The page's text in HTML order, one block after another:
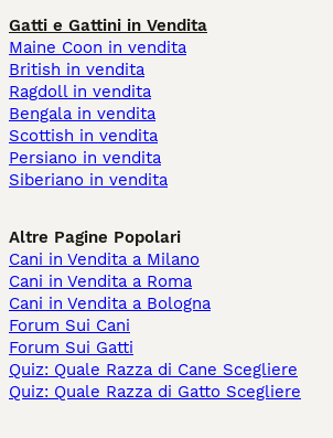
Gatti e Gattini in Vendita
Maine Coon in vendita
British in vendita
Ragdoll in vendita
Bengala in vendita
Scottish in vendita
Persiano in vendita
Siberiano in vendita
Altre Pagine Popolari
Cani in Vendita a Milano
Cani in Vendita a Roma
Cani in Vendita a Bologna
Forum Sui Cani
Forum Sui Gatti
Quiz: Quale Razza di Cane Scegliere
Quiz: Quale Razza di Gatto Scegliere